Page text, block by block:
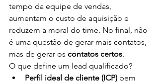
tempo da equipe de vendas,
aumentam o custo de aquisição e
reduzem a moral do time. No final, não
é uma questão de gerar mais contatos,
mas de gerar os contatos certos.
O que define um lead qualificado?
Perfil ideal de cliente (ICP) bem